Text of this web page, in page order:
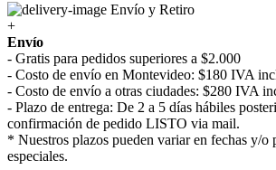
Envío y Retiro
+
Envío
- Gratis para pedidos superiores a $2.000
- Costo de envío en Montevideo: $180 IVA
- Costo de envío a otras ciudades: $280 IVA
- Plazo de entrega: De 2 a 5 días hábiles
confirmación de pedido LISTO via mail.
* Nuestros plazos pueden variar en fechas y/o
especiales.